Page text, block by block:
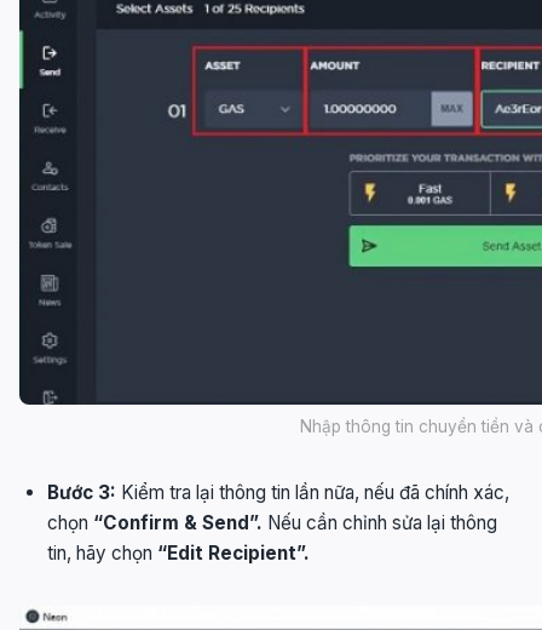
Nhập thông tin chuyển tiền
Bước 3: Kiểm tra lại thông tin lần nữa, nếu đã chính xác,
chọn “Confirm & Send”. Nếu cần chỉnh sửa lại thông
tin, hãy chọn “Edit Recipient”.